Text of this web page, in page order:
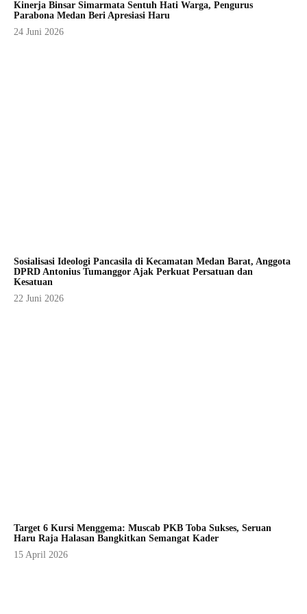
Kinerja Binsar Simarmata Sentuh Hati Warga, Pengurus
Parabona Medan Beri Apresiasi Haru
24 Juni 2026
Sosialisasi Ideologi Pancasila di Kecamatan Medan Barat, Anggota
DPRD Antonius Tumanggor Ajak Perkuat Persatuan dan
Kesatuan
22 Juni 2026
Target 6 Kursi Menggema: Muscab PKB Toba Sukses, Seruan
Haru Raja Halasan Bangkitkan Semangat Kader
15 April 2026